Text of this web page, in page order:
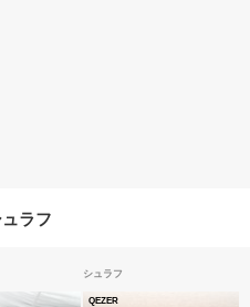
ラフ
シュラフ
QEZER